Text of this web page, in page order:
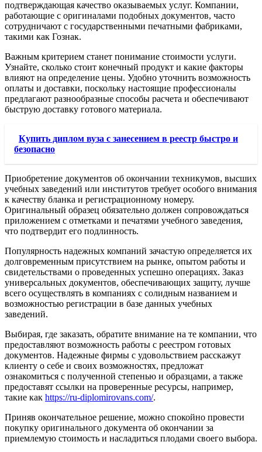
подтверждающая качество оказываемых услуг. Компании,
работающие с оригиналами подобных документов, часто
сотрудничают с государственными печатными фабриками,
такими как Гознак.
Важным критерием станет понимание стоимости услуги.
Узнайте, сколько стоит конечный продукт и какие факторы
влияют на определение цены. Удобно уточнить возможность
оплаты и доставки, поскольку настоящие профессионалы
предлагают разнообразные способы расчета и обеспечивают
быструю доставку готового материала.
Купить диплом вуза с занесением в реестр быстро и
безопасно
Приобретение документов об окончании техникумов, высших
учебных заведений или институтов требует особого внимания
к качеству бланка и регистрационному номеру.
Оригинальный образец обязательно должен сопровождаться
приложением с отметками и печатями учебного заведения,
что подтвердит его подлинность.
Популярность надежных компаний зачастую определяется их
долговременным присутствием на рынке, опытом работы и
свидетельствами о проведенных успешно операциях. Заказ
универсальных документов, обеспечивающих защиту, лучше
всего осуществлять в компаниях с солидным названием и
возможностью регистрации в базе данных учебных
заведений.
Выбирая, где заказать, обратите внимание на те компании, что
предоставляют возможность работы с реестром готовых
документов. Надежные фирмы с удовольствием расскажут
клиенту о себе и своих возможностях, предложат
ознакомиться с полученной степенью и образцами, а также
предоставят ссылки на проверенные ресурсы, например,
такие как https://ru-diplomirovans.com/.
Приняв окончательное решение, можно спокойно провести
покупку оригинального документа об окончании за
приемлемую стоимость и насладиться плодами своего выбора.